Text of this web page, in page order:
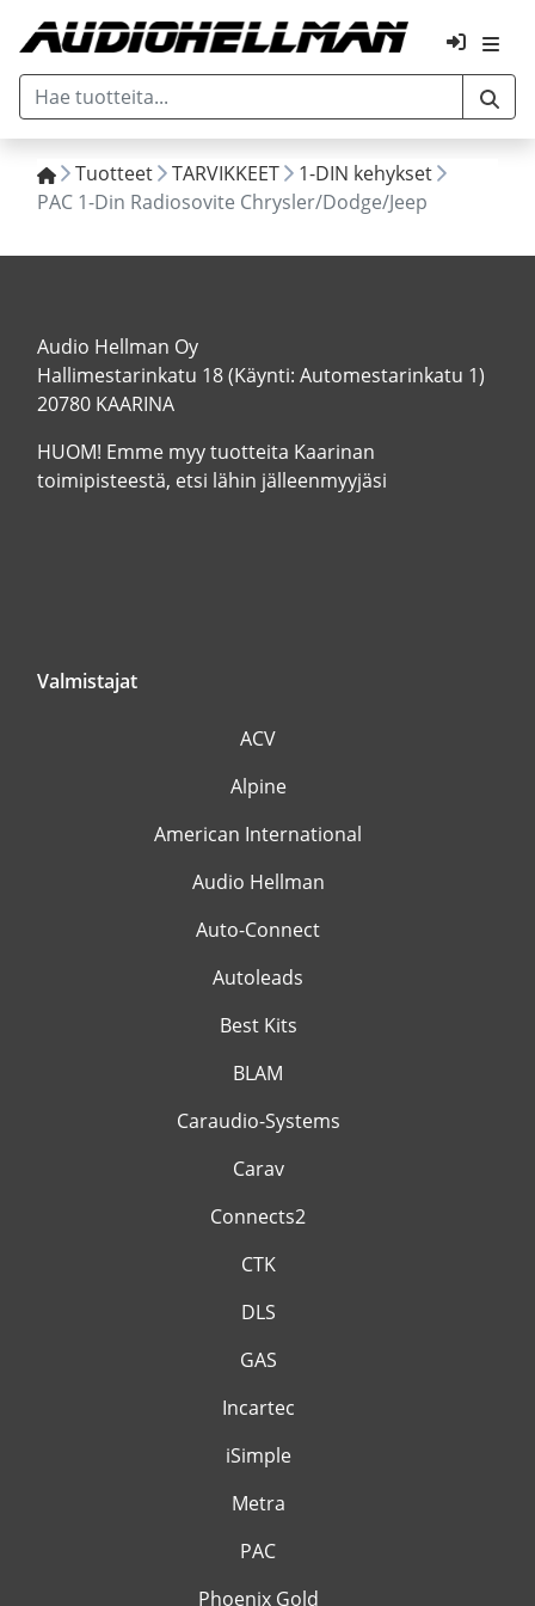
Tuotteet TARVIKKEET
1-DIN kehykset
PAC 1-Din Radiosovite Chrysler/Dodge/Jeep
Audio Hellman Oy
Hallimestarinkatu 18 (Käynti: Automestarinkatu 1)
20780 KAARINA
HUOM! Emme myy tuotteita Kaarinan
toimipisteestä, etsi lähin jälleenmyyjäsi
Valmistajat
ACV
Alpine
American International
Audio Hellman
Auto-Connect
Autoleads
Best Kits
BLAM
Caraudio-Systems
Carav
Connects2
CTK
DLS
GAS
Incartec
iSimple
Metra
PAC
Phoenix Gold